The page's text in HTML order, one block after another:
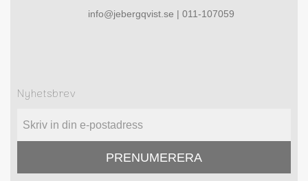
info@jebergqvist.se | 011-107059
Nyhetsbrev
PRENUMERERA